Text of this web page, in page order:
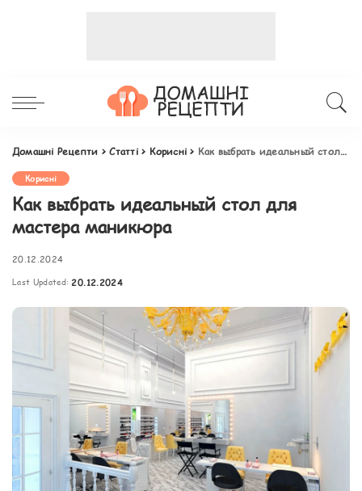
Домашні Рецепти >Статті> Корисні > Как выбрать идеальный стол для мастера маникюра
Корисні
Как выбрать идеальный стол для
мастера маникюра
20.12.2024
Last Updated: 20.12.2024